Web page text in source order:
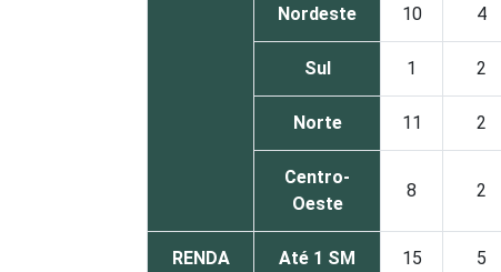
Nordeste 10 4
Sul 1 2
Norte 11 2
Centro-
Oeste
8 2
RENDA
Até 1 SM 15 5